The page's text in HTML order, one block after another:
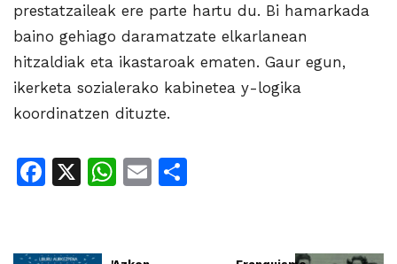
prestatzaileak ere parte hartu du. Bi hamarkada
baino gehiago daramatzate elkarlanean
hitzaldiak eta ikastaroak ematen. Gaur egun,
ikerketa sozialerako kabinetea y-logika
koordinatzen dituzte.
Facebook
X WhatsApp
Email